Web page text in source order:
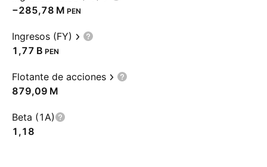
‪−285,78 M‬ PEN
Ingresos (FY)
‪1,77 B‬ PEN
Flotante de acciones
‪879,09 M‬
Beta (1A)
1,18